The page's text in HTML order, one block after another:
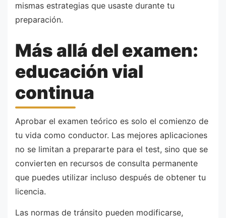
mismas estrategias que usaste durante tu
preparación.
Más allá del examen:
educación vial
continua
Aprobar el examen teórico es solo el comienzo de
tu vida como conductor. Las mejores aplicaciones
no se limitan a prepararte para el test, sino que se
convierten en recursos de consulta permanente
que puedes utilizar incluso después de obtener tu
licencia.
Las normas de tránsito pueden modificarse,